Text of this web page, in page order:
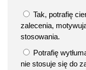
Tak, potrafię
zalecenia,
stosowania.
Potrafię
nie stosuje się do